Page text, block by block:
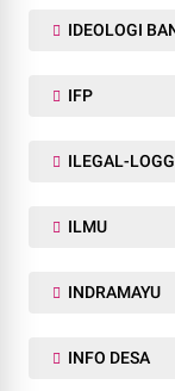
IDEOLOGI
IFP
ILEGAL-
ILMU
INDRAMAYU
INFO DESA